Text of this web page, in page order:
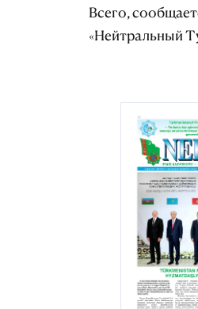
Всего,
«Нейтральный